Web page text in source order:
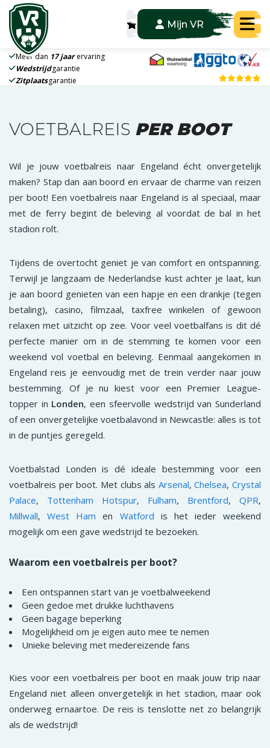
Mijn VR
Meer dan 17 jaarervaring
Wedstrijdgarantie
Zitplaatsgarantie
VOETBALREIS PER BOOT
Wil je jouw voetbalreis naar Engeland écht onvergetelijk
maken? Stap dan aan boord en ervaar de charme van reizen
per boot! Een voetbalreis naar Engeland is al speciaal, maar
met de ferry begint de beleving al voordat de bal in het
stadion rolt.
Tijdens de overtocht geniet je van comfort en ontspanning.
Terwijl je langzaam de Nederlandse kust achter je laat, kun
je aan boord genieten van een hapje en een drankje (tegen
betaling), casino, filmzaal, taxfree winkelen of gewoon
relaxen met uitzicht op zee. Voor veel voetbalfans is dit dé
perfecte manier om in de stemming te komen voor een
weekend vol voetbal en beleving. Eenmaal aangekomen in
Engeland reis je eenvoudig met de trein verder naar jouw
bestemming. Of je nu kiest voor een Premier League-
topper in Londen, een sfeervolle wedstrijd van Sunderland
of een onvergetelijke voetbalavond in Newcastle: alles is tot
in de puntjes geregeld.
Voetbalstad Londen is dé ideale bestemming voor een
voetbalreis per boot. Met clubs als Arsenal,Chelsea, Crystal
Palace, Tottenham Hotspur, Fulham, Brentford, QPR,
Millwall,West Ham en Watford is het ieder weekend
mogelijk om een gave wedstrijd te bezoeken.
Waarom een voetbalreis per boot?
Een ontspannen start van je voetbalweekend
Geen gedoe met drukke luchthavens
Geen bagage beperking
Mogelijkheid om je eigen auto mee te nemen
Unieke beleving met medereizende fans
Kies voor een voetbalreis per boot en maak jouw trip naar
Engeland niet alleen onvergetelijk in het stadion, maar ook
onderweg ernaartoe. De reis is tenslotte net zo belangrijk
als de wedstrijd!